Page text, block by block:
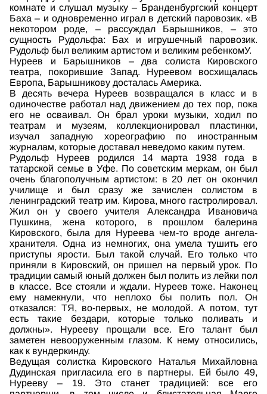
комнате и слушал музыку – Бранденбургский концерт
Баха – и одновременно играл в детский паровозик. «В
некотором роде, – рассуждал Барышников, – это
сущность Рудольфа: Бах и игрушечный паровозик.
Рудольф был великим артистом и великим ребенкомУ.
Нуреев и Барышников – два солиста Кировского
театра, покорившие Запад. Нуреевом восхищалась
Европа, Барышникову досталась Америка.
В десять вечера Нуреев возвращался в класс и в
одиночестве работал над движением до тех пор, пока
его не осваивал. Он брал уроки музыки, ходил по
театрам и музеям, коллекционировал пластинки,
изучал западную хореографию по иностранным
журналам, которые доставал неведомо каким путем.
Рудольф Нуреев родился 14 марта 1938 года в
татарской семье в Уфе. По советским меркам, он был
очень благополучным артистом: в 20 лет он окончил
училище и был сразу же зачислен солистом в
ленинградский театр им. Кирова, много гастролировал.
Жил он у своего учителя Александра Ивановича
Пушкина, жена которого, в прошлом балерина
Кировского, была для Нуреева чем-то вроде ангела-
хранителя. Одна из немногих, она умела тушить его
приступы ярости. Был такой случай. Его только что
приняли в Кировский, он пришел на первый урок. По
традиции самый юный должен был полить из лейки пол
в классе. Все стояли и ждали. Нуреев тоже. Наконец
ему намекнули, что неплохо бы полить пол. Он
отказался: ТЯ, во-первых, не молодой. А потом, тут
есть такие бездари, которые только поливать и
должны». Нурееву прощали все. Его талант был
заметен невооруженным глазом. К нему относились,
как к вундеркинду.
Ведущая солистка Кировского Наталья Михайловна
Дудинская пригласила его в партнеры. Ей было 49,
Нурееву – 19. Это станет традицией: все его